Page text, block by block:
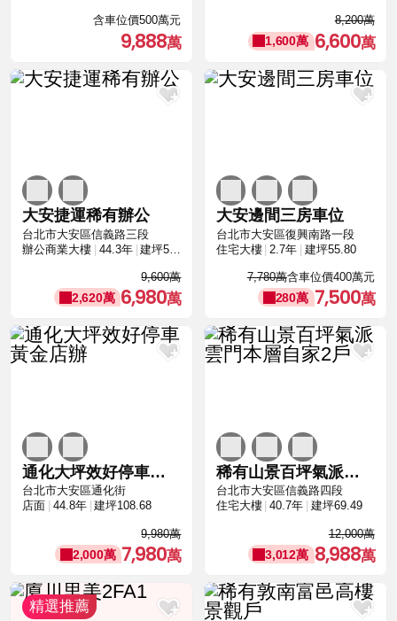
含車位價500萬元
9,888
8,200萬
1,600萬 6,600
大安捷運稀有辦公
台北市大安區信義路三段
辦公商業大樓
44.3年 建坪52.36
9,600萬
2,620萬 6,980
大安邊間三房車位
台北市大安區復興南路一段
住宅大樓
2.7年 建坪55.80
7,780萬含車位價400萬元
280萬 7,500
通化大坪效好停車黃金店辦
台北市大安區通化街
店面
44.8年 建坪108.68
9,980萬
2,000萬 7,980
稀有山景百坪氣派雲門本層自家2戶
台北市大安區信義路四段
住宅大樓
40.7年 建坪69.49
12,000萬
3,012萬 8,988